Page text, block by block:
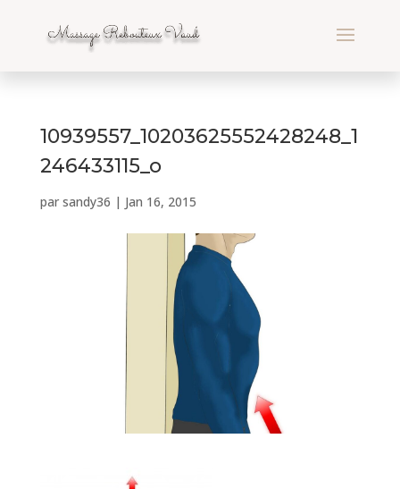
10939557_10203625552428248_1
246433115_o
par sandy36 | Jan 16, 2015